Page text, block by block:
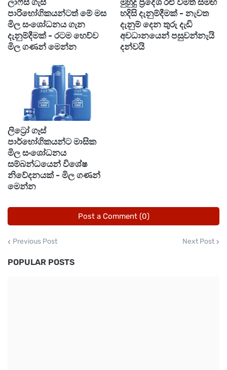
ඉක්මනින් නිකුත් කිරීමට නියමිතය.
මෙම වැඩිදියුණු කිරීම 2026 අයවැය යෝජනාවල
කොටසක් ලෙස ඉදිරිපත් වූ අතර, අදාළ චක්‍රලේඛ
නිකුත් වූ පසු එය ක්‍රියාත්මක වනු ඇත.
ලාෆ්ස් ගැස්
පාරිභෝගිකයන්ටත් මේ මස
මිල සංශෝධනය ගැන
දැනුම්දීමක් - රටම හෙව්ව
මිල ගණන් මෙන්න
මුහුදු ප්‍රදේශ රළු වීමත් සමඟ
හදිසි දැනුම්දීමක් - නැවත
දැනුම් දෙන තුරු දැඩි
අවධානයෙන් පසුවන්නැයි
දන්වයි
ලිට්‍රෝ ගෑස්
පාර්භෝගිකයන්ට මාසික
මිල සංශෝධනය
සම්බන්ධයෙන් විශේෂ
නිවේදනයක් - මිල ගණන්
මෙන්න
Post a Comment (0)
Previous Post Next Post
POPULAR POSTS